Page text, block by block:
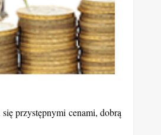
przystępnymi cenami, dobrą